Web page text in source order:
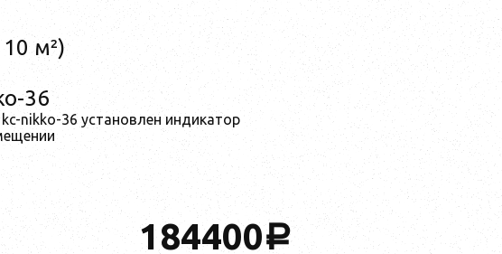
м²)
36
nikko-36 установлен индикатор
184400a